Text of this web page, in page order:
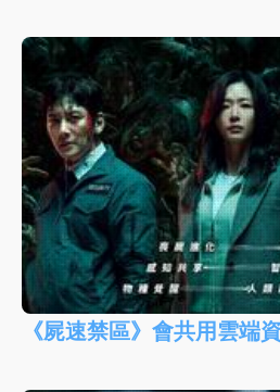
《屍速禁區》會共用雲端